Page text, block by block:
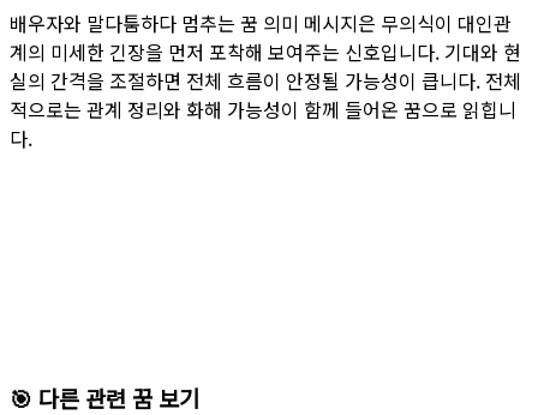
배우자와 말다툼하다 멈추는 꿈 의미 메시지은 무의식이 대인관
계의 미세한 긴장을 먼저 포착해 보여주는 신호입니다. 기대와 현
실의 간격을 조절하면 전체 흐름이 안정될 가능성이 큽니다. 전체
적으로는 관계 정리와 화해 가능성이 함께 들어온 꿈으로 읽힙니
다.
🎯 다른 관련 꿈 보기